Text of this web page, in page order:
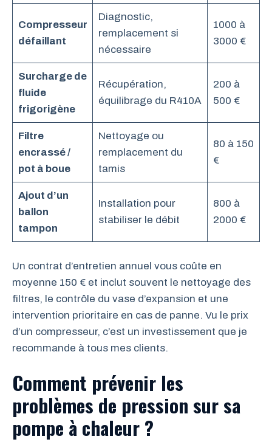
Compresseur
défaillant
Diagnostic,
remplacement si
nécessaire
1000 à
3000 €
Surcharge de
fluide
frigorigène
Récupération,
équilibrage du R410A
200 à
500 €
Filtre
encrassé /
pot à boue
Nettoyage ou
remplacement du
tamis
80 à 150
€
Ajout d’un
ballon
tampon
Installation pour
stabiliser le débit
800 à
2000 €
Un contrat d’entretien annuel vous coûte en
moyenne 150 € et inclut souvent le nettoyage des
filtres, le contrôle du vase d’expansion et une
intervention prioritaire en cas de panne. Vu le prix
d’un compresseur, c’est un investissement que je
recommande à tous mes clients.
Comment prévenir les
problèmes de pression sur sa
pompe à chaleur ?